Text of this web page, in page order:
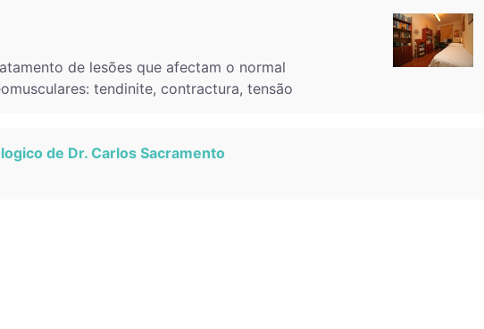
de lesões que afectam o normal
tendinite, contractura, tensão
de Dr. Carlos Sacramento